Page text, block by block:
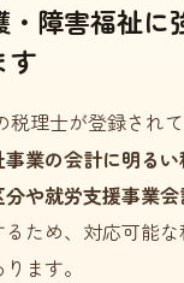
障害福祉に
す
税理士が登録され
業の会計に明る
や就労支援事業
ため、対応可能
ます。